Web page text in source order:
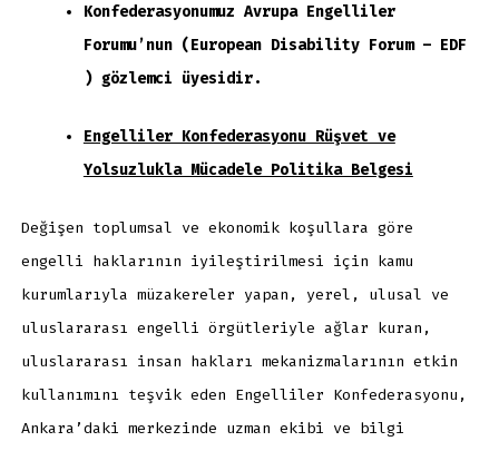
Konfederasyonumuz Avrupa Engelliler
Forumu’nun (European Disability Forum – EDF
) gözlemci üyesidir.
Engelliler Konfederasyonu Rüşvet ve
Yolsuzlukla Mücadele Politika Belgesi
Değişen toplumsal ve ekonomik koşullara göre
engelli haklarının iyileştirilmesi için kamu
kurumlarıyla müzakereler yapan, yerel, ulusal ve
uluslararası engelli örgütleriyle ağlar kuran,
uluslararası insan hakları mekanizmalarının etkin
kullanımını teşvik eden Engelliler Konfederasyonu,
Ankara’daki merkezinde uzman ekibi ve bilgi